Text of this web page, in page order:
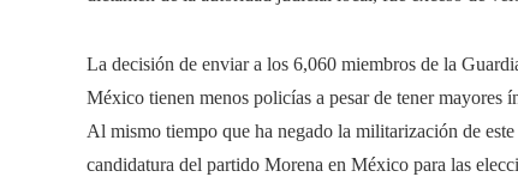
La decisión de enviar a los 6,060 miembros de la
México tienen menos policías a pesar de tener mayores
Al mismo tiempo que ha negado la militarización de
candidatura del partido Morena en México para las